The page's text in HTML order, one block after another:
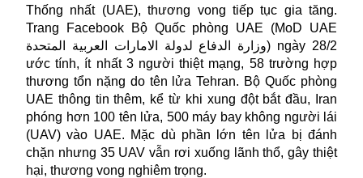
Thống nhất (UAE), thương vong tiếp tục gia tăng.
Trang Facebook Bộ Quốc phòng UAE (MoD UAE
وزارة الدفاع لدولة الامارات العربية المتحدة) ngày 28/2
ước tính, ít nhất 3 người thiệt mạng, 58 trường hợp
thương tổn nặng do tên lửa Tehran. Bộ Quốc phòng
UAE thông tin thêm, kể từ khi xung đột bắt đầu, Iran
phóng hơn 100 tên lửa, 500 máy bay không người lái
(UAV) vào UAE. Mặc dù phần lớn tên lửa bị đánh
chặn nhưng 35 UAV vẫn rơi xuống lãnh thổ, gây thiệt
hại, thương vong nghiêm trọng.